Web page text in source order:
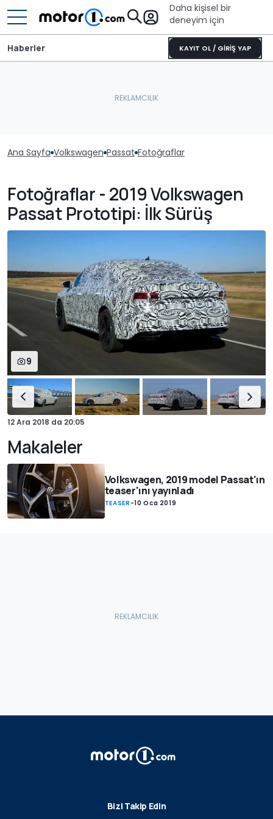
Daha kişisel bir
deneyim için
KAYIT OL / GİRİŞ YAP
Haberler
Ana Sayfa Volkswagen Passat Fotoğraflar
Fotoğraflar - 2019 Volkswagen
Passat Prototipi: İlk Sürüş
9
12 Ara 2018 da 20:05
Makaleler
Volkswagen, 2019 model Passat'ın
teaser'ını yayınladı
TEASER -10 Oca 2019
Bizi Takip Edin